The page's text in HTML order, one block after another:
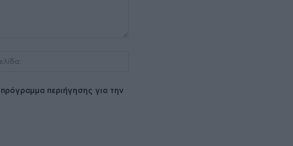
περιήγησης για την